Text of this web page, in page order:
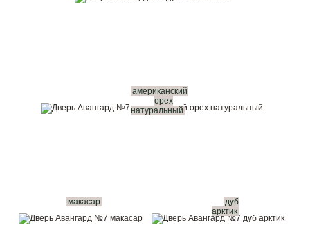
американский
орех
натуральный
макасар
дуб
арктик